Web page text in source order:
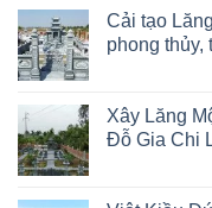
Cải tạo
phong thủy,
Xây Lăng
Đỗ Gia Chi